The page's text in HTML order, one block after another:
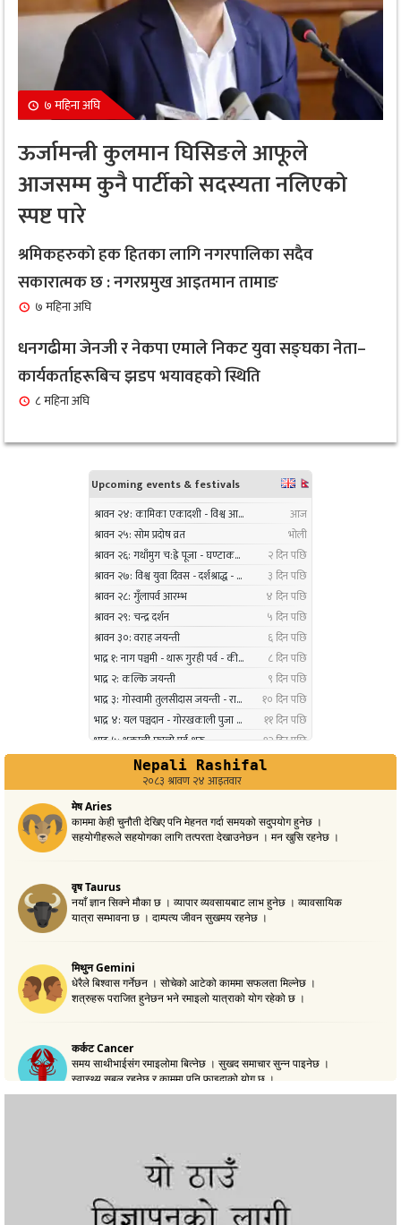
सावधान : यस्ता व्यक्तिहरुको लागि नरिवल पानी पिउनु हुन
सक्छ घातक
१ महिना अघि
७
नगरपालिकाको भूमि व्यवस्थापन शाखाको शुभारम्भ कार्य
सम्पन्न
१ महिना अघि
८
सबै क्षेत्र, वर्ग र लिंगकाे आवश्यकताकाे आधारमा बजेट
विनियाेजन गर्ने : नगरप्रमुख आइतमान तामाङ
१ महिना अघि
९
सर्लाहीका बिमल साहलाई भारतको मुम्बईमा ‘हार्मोनियम
ट्युनिङ विशेषज्ञ’ पदकबाट सम्मानित
३ महिना अघि
१०
नगरप्रमुख तामाङको अध्यक्षतामा जलवायु उत्थानशील
कार्यढाँचा सम्बन्धी एकदिने क्षमता अभिवृद्धि कार्यक्रम
सम्पन्न
७ महिना अघि
ऊर्जामन्त्री कुलमान घिसिङले आफूले
आजसम्म कुनै पार्टीको सदस्यता नलिएको
स्पष्ट पारे
श्रमिकहरुकाे हक हितका लागि नगरपालिका सदैव
सकारात्मक छ : नगरप्रमुख आइतमान तामाङ
७ महिना अघि
धनगढीमा जेनजी र नेकपा एमाले निकट युवा सङ्घका नेता–
कार्यकर्ताहरूबिच झडप भयावहको स्थिति
८ महिना अघि